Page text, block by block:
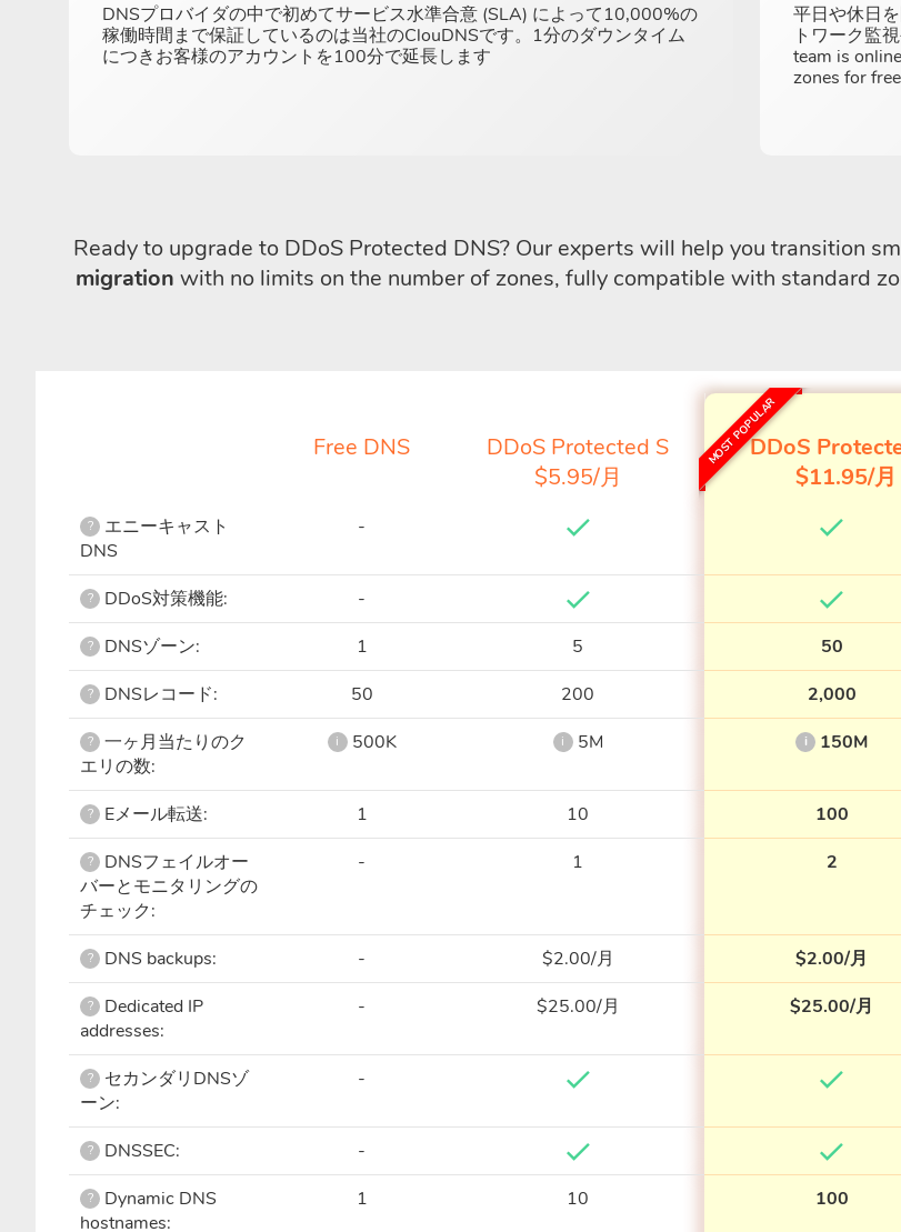
DNSプロバイダの中で初めてサービス水準合意 (SLA) によって10,000%の
稼働時間まで保証しているのは当社のClouDNSです。1分のダウンタイム
につきお客様のアカウントを100分で延長します
平日や休日
トワーク監
team is
zones for
Ready to upgrade to DDoS Protected DNS? Our experts will help you transition
migration with no limits on the number of zones, fully compatible with standard
Free DNS
DDoS Protected S
$5.95/月
DDoS
MOST POPULAR
$11.95/月
?
エニーキャスト
DNS
-
? DDoS対策機能: -
? DNSゾーン: 1 5 50
? DNSレコード: 50 200 2,000
?
一ヶ月当たりのク
エリの数:
i 500K i 5M i 150M
? Eメール転送: 1 10 100
?
DNSフェイルオー
バーとモニタリングの
チェック:
- 1 2
? DNS backups: - $2.00/月 $2.00/月
?
Dedicated IP
addresses:
- $25.00/月 $25.00/月
?
セカンダリDNSゾ
ーン:
-
? DNSSEC: -
?
Dynamic DNS
hostnames:
1 10 100